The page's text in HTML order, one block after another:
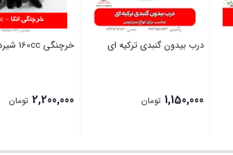
درب بیدون گنبدی ترکیه ای
1,150,000 تومان
بستن
خرچنگی 160cc شیردوش انکا
2,200,000 تومان
بستن